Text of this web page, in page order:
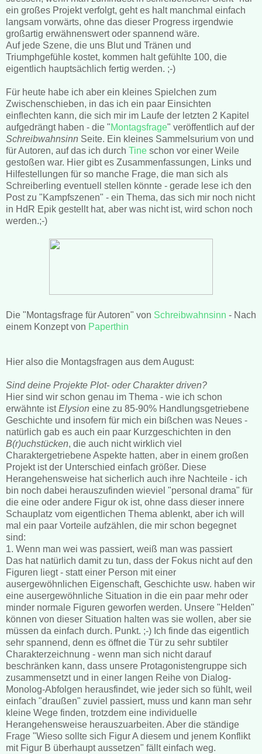
ein großes Projekt verfolgt, geht es halt manchmal einfach
langsam vorwärts, ohne das dieser Progress irgendwie
großartig erwähnenswert oder spannend wäre.
Auf jede Szene, die uns Blut und Tränen und
Triumphgefühle kostet, kommen halt gefühlte 100, die
eigentlich hauptsächlich fertig werden. ;-)
Für heute habe ich aber ein kleines Spielchen zum
Zwischenschieben, in das ich ein paar Einsichten
einflechten kann, die sich mir im Laufe der letzten 2 Kapitel
aufgedrängt haben - die "Montagsfrage" veröffentlich auf der
Schreibwahnsinn Seite. Ein kleines Sammelsurium von und
für Autoren, auf das ich durch Tine schon vor einer Weile
gestoßen war. Hier gibt es Zusammenfassungen, Links und
Hilfestellungen für so manche Frage, die man sich als
Schreiberling eventuell stellen könnte - gerade lese ich den
Post zu "Kampfszenen" - ein Thema, das sich mir noch nicht
in HdR Epik gestellt hat, aber was nicht ist, wird schon noch
werden.;-)
Die "Montagsfrage für Autoren" von Schreibwahnsinn - Nach
einem Konzept von Paperthin
Hier also die Montagsfragen aus dem August:
Sind deine Projekte Plot- oder Charakter driven?
Hier sind wir schon genau im Thema - wie ich schon
erwähnte istElysion eine zu 85-90% Handlungsgetriebene
Geschichte und insofern für mich ein bißchen was Neues -
natürlich gab es auch ein paar Kurzgeschichten in den
B(r)uchstücken, die auch nicht wirklich viel
Charaktergetriebene Aspekte hatten, aber in einem großen
Projekt ist der Unterschied einfach größer. Diese
Herangehensweise hat sicherlich auch ihre Nachteile - ich
bin noch dabei herauszufinden wieviel "personal drama" für
die eine oder andere Figur ok ist, ohne dass dieser innere
Schauplatz vom eigentlichen Thema ablenkt, aber ich will
mal ein paar Vorteile aufzählen, die mir schon begegnet
sind:
1. Wenn man wei was passiert, weiß man was passiert
Das hat natürlich damit zu tun, dass der Fokus nicht auf den
Figuren liegt - statt einer Person mit einer
ausergewöhnlichen Eigenschaft, Geschichte usw. haben wir
eine ausergewöhnliche Situation in die ein paar mehr oder
minder normale Figuren geworfen werden. Unsere "Helden"
können von dieser Situation halten was sie wollen, aber sie
müssen da einfach durch. Punkt. ;-) Ich finde das eigentlich
sehr spannend, denn es öffnet die Tür zu sehr subtiler
Charakterzeichnung - wenn man sich nicht darauf
beschränken kann, dass unsere Protagonistengruppe sich
zusammensetzt und in einer langen Reihe von Dialog-
Monolog-Abfolgen herausfindet, wie jeder sich so fühlt, weil
einfach "draußen" zuviel passiert, muss und kann man sehr
kleine Wege finden, trotzdem eine individuelle
Herangehensweise herauszuarbeiten. Aber die ständige
Frage "Wieso sollte sich Figur A diesem und jenem Konflikt
mit Figur B überhaupt aussetzen" fällt einfach weg.